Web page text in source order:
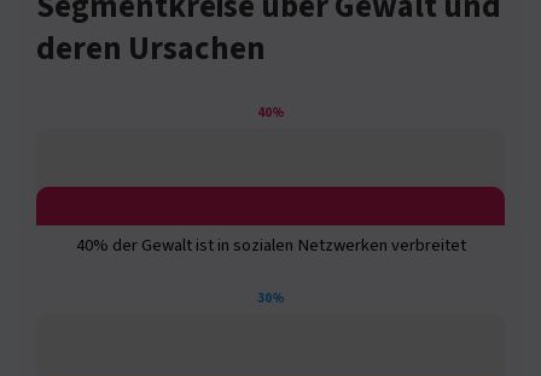
deren Ursachen
40%
40% der Gewalt ist in sozialen Netzwerken verbreitet
30%